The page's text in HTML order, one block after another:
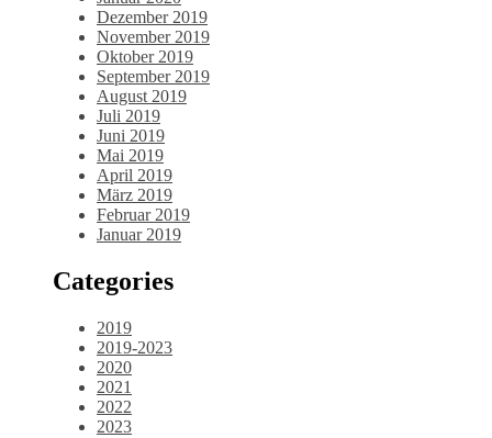
Dezember 2019
November 2019
Oktober 2019
September 2019
August 2019
Juli 2019
Juni 2019
Mai 2019
April 2019
März 2019
Februar 2019
Januar 2019
Categories
2019
2019-2023
2020
2021
2022
2023